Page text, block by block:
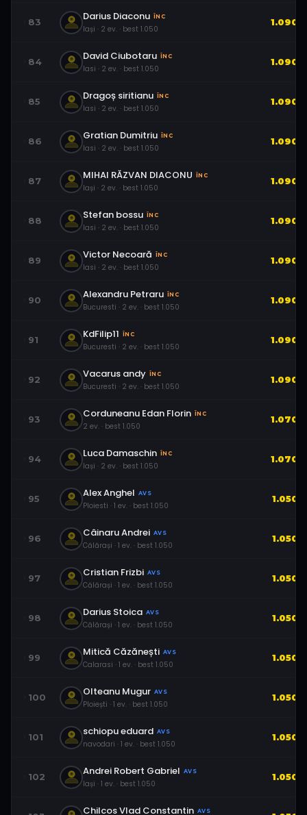
83 Darius Diaconu ÎNC
Iași · 2 ev. · best 1.050
1.090
84 David Ciubotaru ÎNC
Iasi · 2 ev. · best 1.050
1.090
85 Dragoș siritianu ÎNC
Iasi · 2 ev. · best 1.050
1.090
86 Gratian Dumitriu ÎNC
Iasi · 2 ev. · best 1.050
1.090
87 MIHAI RĂZVAN DIACONU ÎNC
Iași · 2 ev. · best 1.050
1.090
88 Stefan bossu ÎNC
Iasi · 2 ev. · best 1.050
1.090
89 Victor Necoară ÎNC
Iasi · 2 ev. · best 1.050
1.090
90 Alexandru Petraru ÎNC
Bucuresti · 2 ev. · best 1.050
1.090
91 KdFilip11 ÎNC
Bucuresti · 2 ev. · best 1.050
1.090
92 Vacarus andy ÎNC
Bucuresti · 2 ev. · best 1.050
1.090
93 Corduneanu Edan Florin ÎNC
2 ev. · best 1.050
1.070
94 Luca Damaschin ÎNC
Iași · 2 ev. · best 1.050
1.070
95 Alex Anghel AVS
Ploiesti · 1 ev. · best 1.050
1.050
96 Câinaru Andrei AVS
Călărași · 1 ev. · best 1.050
1.050
97 Cristian Frizbi AVS
Călărași · 1 ev. · best 1.050
1.050
98 Darius Stoica AVS
Călărași · 1 ev. · best 1.050
1.050
99 Mitică Căzănești AVS
Calarasi · 1 ev. · best 1.050
1.050
100 Olteanu Mugur AVS
Ploiești · 1 ev. · best 1.050
1.050
101 schiopu eduard AVS
navodari · 1 ev. · best 1.050
1.050
102 Andrei Robert Gabriel AVS
Iași · 1 ev. · best 1.050
1.050
Chilcos Vlad Constantin AVS